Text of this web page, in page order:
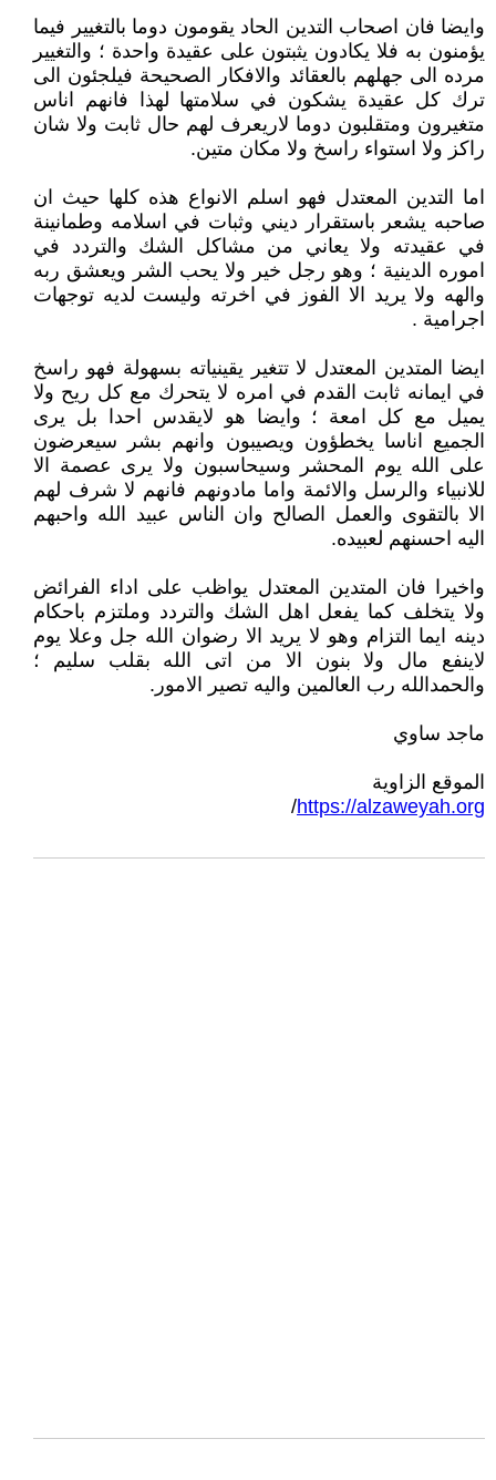
وايضا فان اصحاب التدين الحاد يقومون دوما بالتغيير فيما
يؤمنون به فلا يكادون يثبتون على عقيدة واحدة ؛ والتغيير
مرده الى جهلهم بالعقائد والافكار الصحيحة فيلجئون الى
ترك كل عقيدة يشكون في سلامتها لهذا فانهم اناس
متغيرون ومتقلبون دوما لاريعرف لهم حال ثابت ولا شان
راكز ولا استواء راسخ ولا مكان متين.
اما التدين المعتدل فهو اسلم الانواع هذه كلها حيث ان
صاحبه يشعر باستقرار ديني وثبات في اسلامه وطمانينة
في عقيدته ولا يعاني من مشاكل الشك والتردد في
اموره الدينية ؛ وهو رجل خير ولا يحب الشر ويعشق ربه
والهه ولا يريد الا الفوز في اخرته وليست لديه توجهات
اجرامية .
ايضا المتدين المعتدل لا تتغير يقينياته بسهولة فهو راسخ
في ايمانه ثابت القدم في امره لا يتحرك مع كل ريح ولا
يميل مع كل امعة ؛ وايضا هو لايقدس احدا بل يرى
الجميع اناسا يخطؤون ويصيبون وانهم بشر سيعرضون
على الله يوم المحشر وسيحاسبون ولا يرى عصمة الا
للانبياء والرسل والائمة واما مادونهم فانهم لا شرف لهم
الا بالتقوى والعمل الصالح وان الناس عبيد الله واحبهم
اليه احسنهم لعبيده.
واخيرا فان المتدين المعتدل يواظب على اداء الفرائض
ولا يتخلف كما يفعل اهل الشك والتردد وملتزم باحكام
دينه ايما التزام وهو لا يريد الا رضوان الله جل وعلا يوم
لاينفع مال ولا بنون الا من اتى الله بقلب سليم ؛
والحمدالله رب العالمين واليه تصير الامور.
ماجد ساوي
الموقع الزاوية
https://alzaweyah.org
/